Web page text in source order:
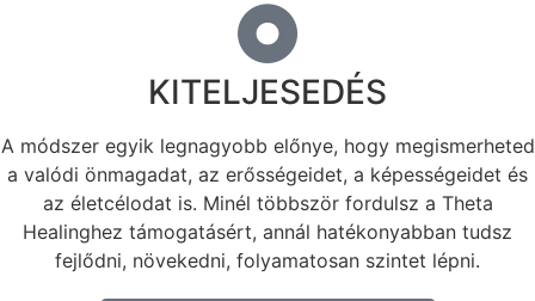
KITELJESEDÉS
A módszer egyik legnagyobb előnye, hogy megismerheted
a valódi önmagadat, az erősségeidet, a képességeidet és
az életcélodat is. Minél többször fordulsz a Theta
Healinghez támogatásért, annál hatékonyabban tudsz
fejlődni, növekedni, folyamatosan szintet lépni.